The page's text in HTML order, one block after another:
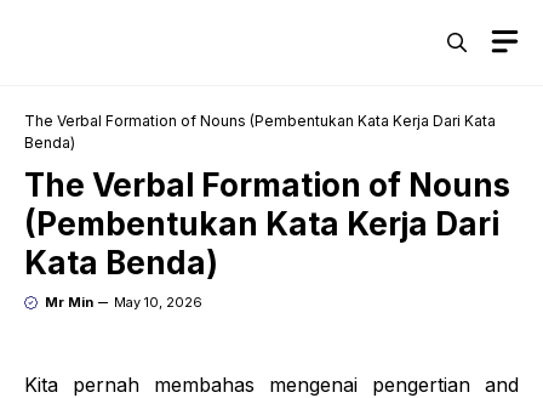
The Verbal Formation of Nouns (Pembentukan Kata Kerja Dari Kata
Benda)
The Verbal Formation of Nouns
(Pembentukan Kata Kerja Dari
Kata Benda)
Mr Min May 10, 2026
Kita pernah membahas mengenai pengertian and